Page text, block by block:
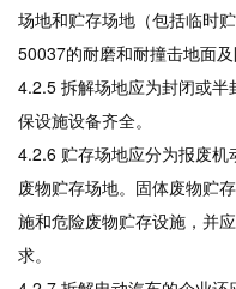
场地和贮存场地（包括临时
50037的耐磨和耐撞击地面及
4.2.5 拆解场地应为封闭或
保设施设备齐全。
4.2.6 贮存场地应分为报废
废物贮存场地。固体废物贮
施和危险废物贮存设施，并
求。